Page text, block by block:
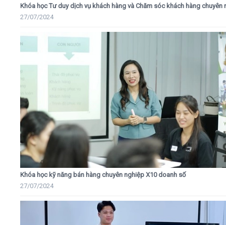
Khóa học Tư duy dịch vụ khách hàng và Chăm sóc khách hàng chuyên
27/07/2024
Khóa học kỹ năng bán hàng chuyên nghiệp X10 doanh số
27/07/2024